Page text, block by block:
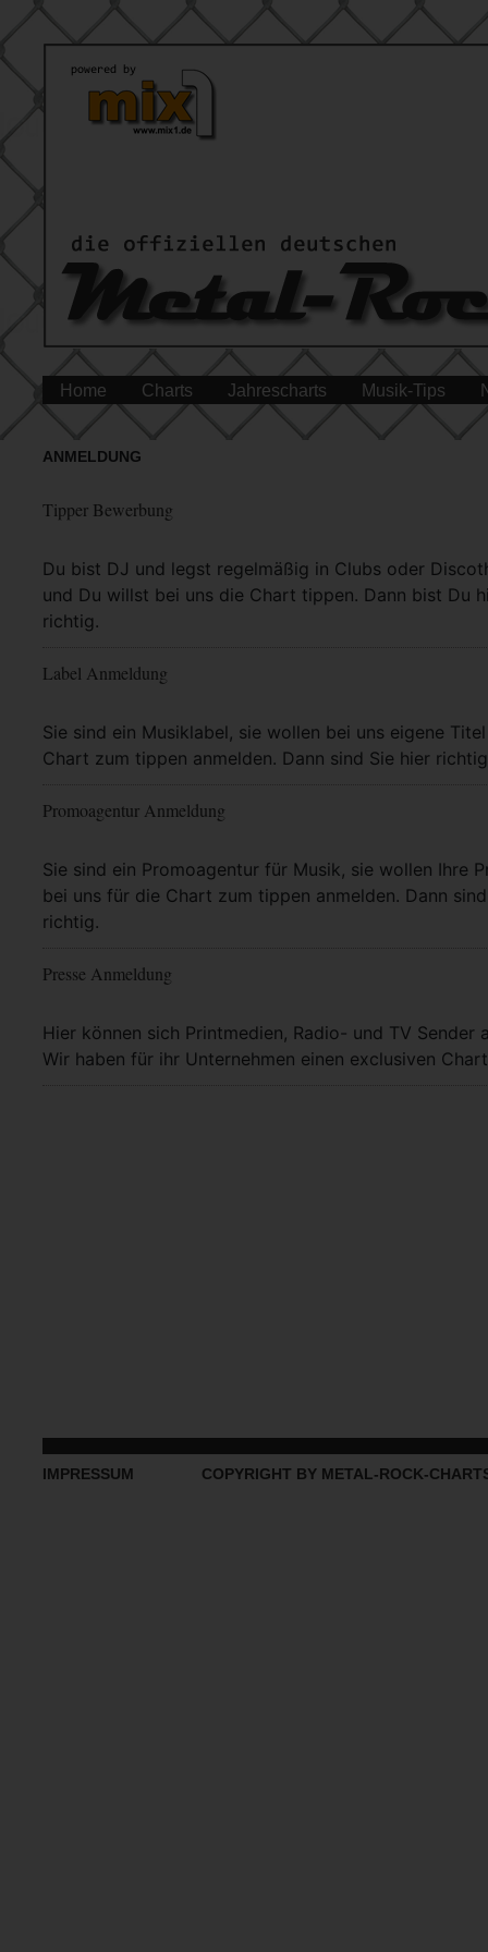
Home Charts Jahrescharts Musik-Tips
ANMELDUNG
Tipper Bewerbung
Du bist DJ und legst regelmäßig in Clubs oder
und Du willst bei uns die Chart tippen. Dann bist Du
richtig.
Mehr Info
Label Anmeldung
Sie sind ein Musiklabel, sie wollen bei uns eigene
Chart zum tippen anmelden. Dann sind Sie hier
Mehr Info
Promoagentur Anmeldung
Sie sind ein Promoagentur für Musik, sie wollen Ihre
bei uns für die Chart zum tippen anmelden. Dann
richtig.
Mehr Info
Presse Anmeldung
Hier können sich Printmedien, Radio- und TV Sender
Wir haben für ihr Unternehmen einen exclusiven
Mehr Info
IMPRESSUM COPYRIGHT BY METAL-ROCK-